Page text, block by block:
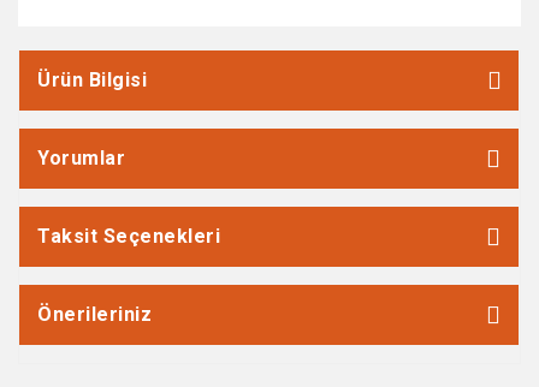
Ürün Bilgisi
Yorumlar
Taksit Seçenekleri
Önerileriniz